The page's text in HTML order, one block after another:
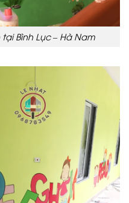
Bình Lục – Hà Nam